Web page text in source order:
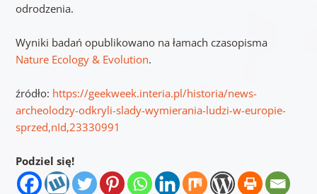
odrodzenia.
Wyniki badań opublikowano na łamach czasopisma
Nature Ecology & Evolution.
źródło: https://geekweek.interia.pl/historia/news-
archeolodzy-odkryli-slady-wymierania-ludzi-w-europie-
sprzed,nId,23330991
Podziel się!